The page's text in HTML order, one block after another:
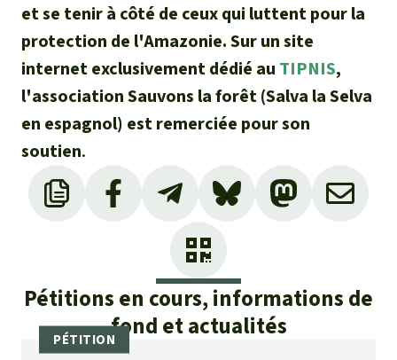
et se tenir à côté de ceux qui luttent pour la
protection de l'Amazonie. Sur un site
internet exclusivement dédié au TIPNIS,
l'association Sauvons la forêt (Salva la Selva
en espagnol) est remerciée pour son
soutien.
Pétitions en cours, informations de
fond et actualités